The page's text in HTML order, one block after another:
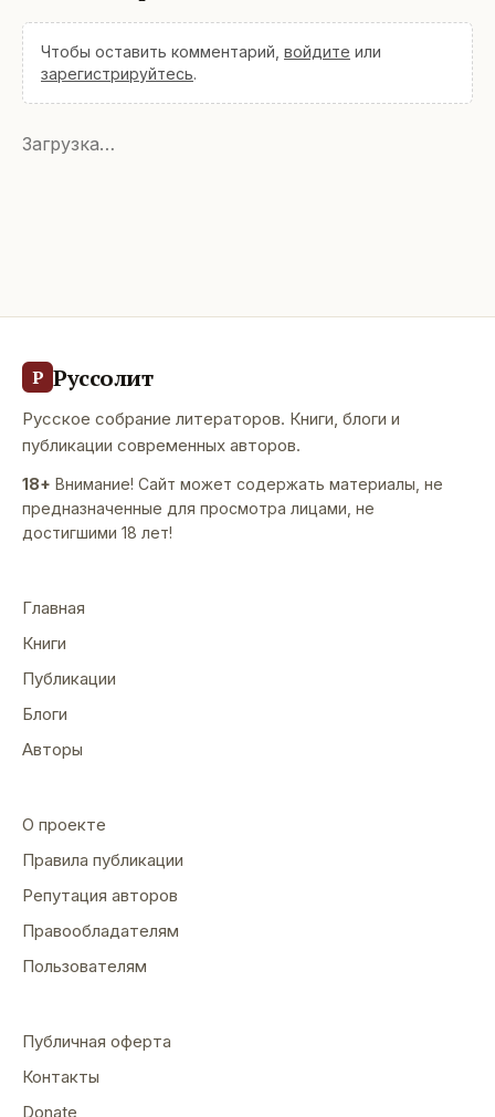
Чтобы оставить комментарий, войдите или
зарегистрируйтесь.
Загрузка…
Р Руссолит
Русское собрание литераторов. Книги, блоги и
публикации современных авторов.
18+ Внимание! Сайт может содержать материалы, не
предназначенные для просмотра лицами, не
достигшими 18 лет!
Главная
Книги
Публикации
Блоги
Авторы
О проекте
Правила публикации
Репутация авторов
Правообладателям
Пользователям
Публичная оферта
Контакты
Donate